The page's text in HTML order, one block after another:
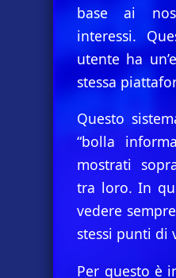
base ai
interessi.
utente ha
stessa
Questo
“bolla
mostrati
tra loro. In
vedere
stessi punti di
Per questo è